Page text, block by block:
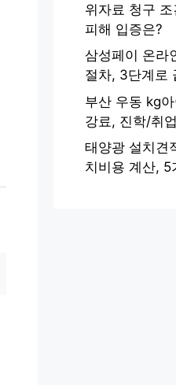
위자료 청구
피해 입증은?
삼성페이 온라
절차, 3단계로
부산 우동 kg
강료, 진학/취
태양광 설치견
치비용 계산, 5